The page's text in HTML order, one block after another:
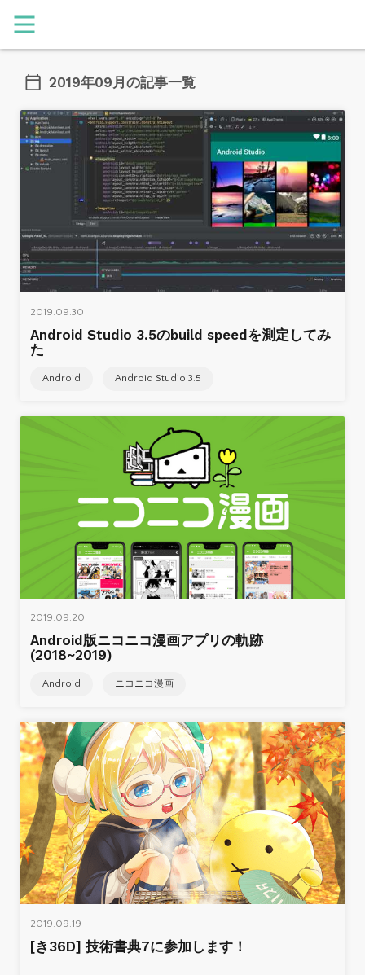
2019年09月の記事一覧
2019.09.30
Android Studio 3.5のbuild speedを測定してみ
た
Android Android Studio 3.5
2019.09.20
Android版ニコニコ漫画アプリの軌跡
(2018~2019)
Android ニコニコ漫画
2019.09.19
[き36D] 技術書典7に参加します！